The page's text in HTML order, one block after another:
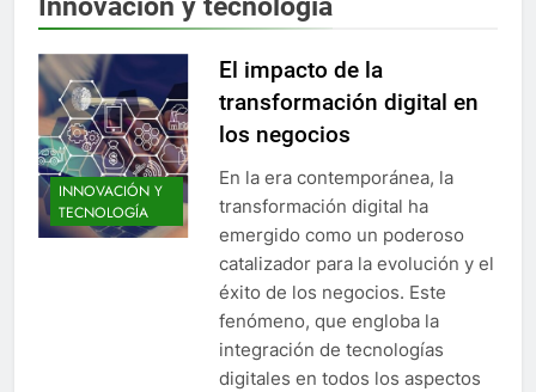
INNOVACIÓN Y
TECNOLOGÍA
El impacto de la
transformación digital en
los negocios
En la era contemporánea, la
transformación digital ha
emergido como un poderoso
catalizador para la evolución y el
éxito de los negocios. Este
fenómeno, que engloba la
integración de tecnologías
digitales en todos los aspectos